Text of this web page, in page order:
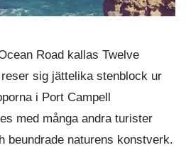
Road kallas Twelve
sig jättelika stenblock ur
i Port Campell
med många andra turister
beundrade naturens konstverk.